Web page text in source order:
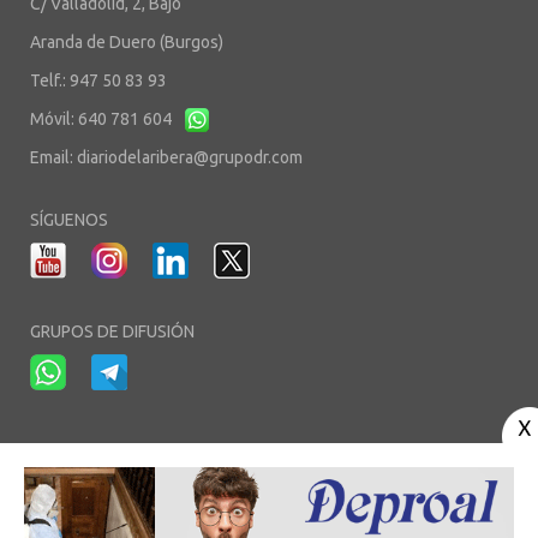
Aranda de Duero (Burgos)
Telf.: 947 50 83 93
Móvil: 640 781 604
Email: diariodelaribera@grupodr.com
SÍGUENOS
GRUPOS DE DIFUSIÓN